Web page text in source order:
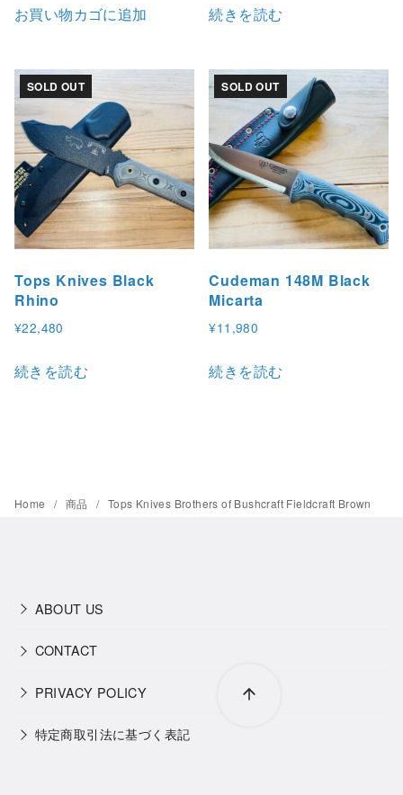
個
お買い物カゴに追加 続きを読む
SOLD OUT
Tops Knives Black
Rhino
¥22,480
続きを読む
SOLD OUT
Cudeman 148M Black
Micarta
¥11,980
続きを読む
Home 商品 Tops Knives Brothers of Bushcraft Fieldcraft Brown
ABOUT US
CONTACT
PRIVACY POLICY
特定商取引法に基づく表記